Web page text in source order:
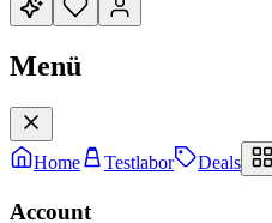
Menü
Home Testlabor Deals
Account